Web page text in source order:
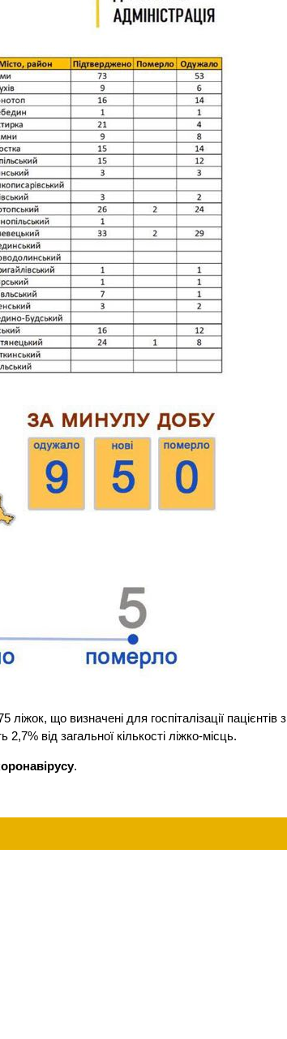
що визначені для госпіталізації пацієнтів з
від загальної кількості ліжко-місць.
.